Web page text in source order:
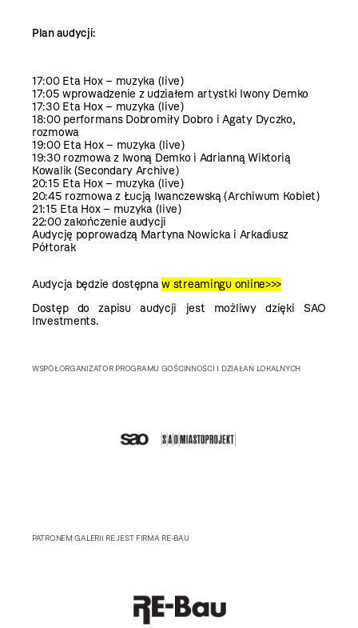
Plan audycji:
17:00 Eta Hox– muzyka (live)
17:05 wprowadzenie z udziałem artystki Iwony Demko
17:30 Eta Hox– muzyka (live)
18:00 performans Dobromiły Dobro i Agaty Dyczko,
rozmowa
19:00 Eta Hox– muzyka (live)
19:30 rozmowa z Iwoną Demko i Adrianną Wiktorią
Kowalik (Secondary Archive)
20:15 Eta Hox– muzyka (live)
20:45 rozmowa z Łucją Iwanczewską (Archiwum Kobiet)
21:15 Eta Hox– muzyka (live)
22:00 zakończenie audycji
Audycję poprowadzą Martyna Nowicka i Arkadiusz
Półtorak
Audycja będzie dostępnaw streamingu online>>>
Dostęp do zapisu audycji jest możliwy dzięki SAO
Investments.
WSPÓŁORGANIZATOR PROGRAMU GOŚCINNOŚCI I DZIAŁAŃ LOKALNYCH
PATRONEM GALERII RE JEST FIRMA RE-BAU